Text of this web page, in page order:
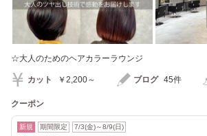
☆大人のためのヘアカラーラウンジ
カット ￥2,200～ ブログ 45件
クーポン
新規 期間限定 7/3(金)～8/9(日)